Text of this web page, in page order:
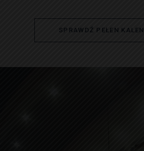
SPRAWDŹ PEŁEN